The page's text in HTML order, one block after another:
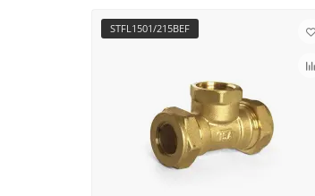
STFL1501/215BEF